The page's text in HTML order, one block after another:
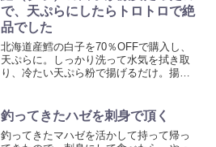
で、天ぷらにしたらトロトロで絶
品でした
北海道産鱈の白子を70％OFFで購入し、
天ぷらに。しっかり洗って水気を拭き取
り、冷たい天ぷら粉で揚げるだけ。揚げ
釣ってきたハゼを刺身で頂く
釣ってきたマハゼを活かして持って帰っ